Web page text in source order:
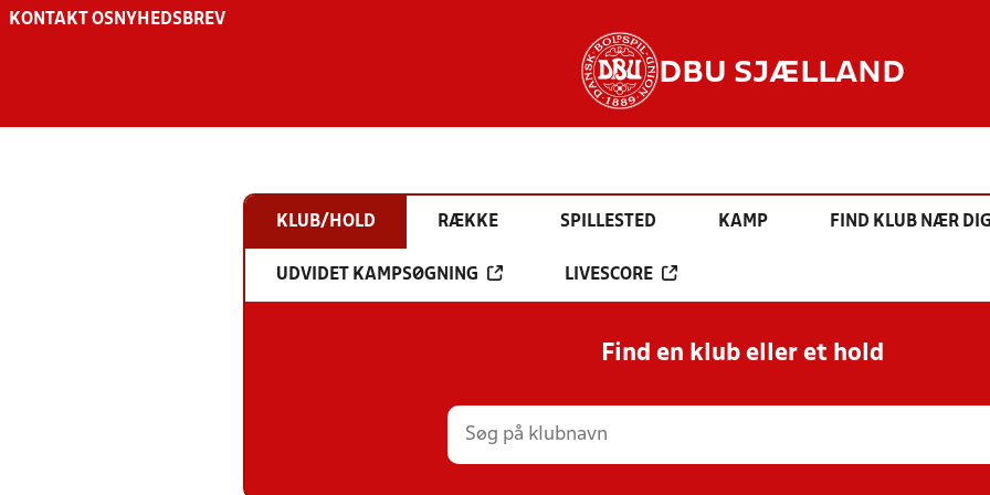
KONTAKT OS NYHEDSBREV
DBU SJÆLLAND
KLUB/HOLD RÆKKE SPILLESTED KAMP FIND KLUB NÆR
UDVIDET KAMPSØGNING LIVESCORE
Find en klub eller et hold